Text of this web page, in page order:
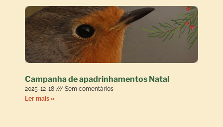
Campanha de apadrinhamentos Natal
2025-12-18
Sem comentários
Ler mais »